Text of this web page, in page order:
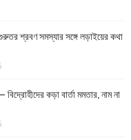
শ্রবণ সমস্যার সঙ্গে লড়াইয়ের কথা
কড়া বার্তা মমতার, নাম না